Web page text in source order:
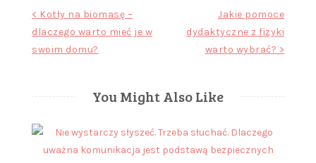
Nawigacja
wpisu
< Kotły na biomasę –
dlaczego warto mieć je w
swoim domu?
Jakie pomoce
dydaktyczne z fizyki
warto wybrać? >
You Might Also Like